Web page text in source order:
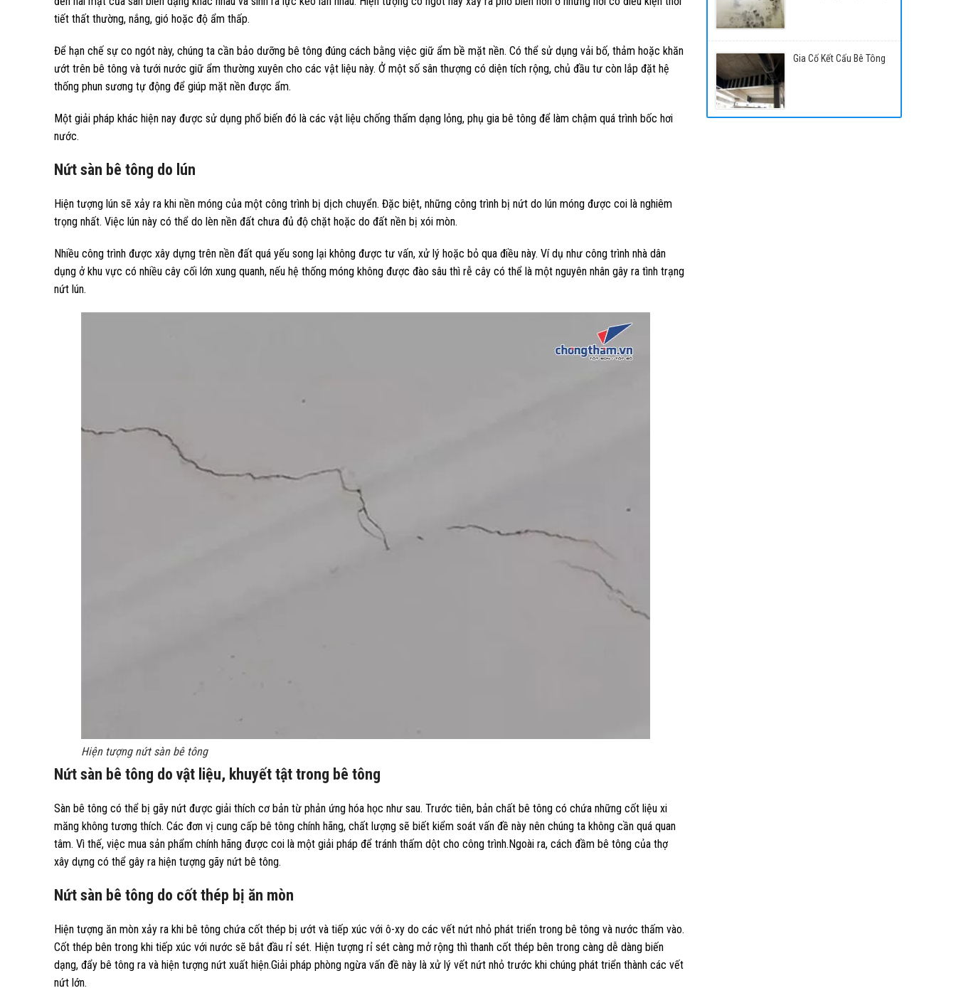
tiết thất thường, nắng, gió hoặc độ ẩm thấp.
Để hạn chế sự co ngót này, chúng ta cần bảo dưỡng bê tông đúng cách bằng việc giữ ẩm bề mặt nền. Có thể sử dụng vải bố, thảm hoặc khăn
ướt trên bê tông và tưới nước giữ ẩm thường xuyên cho các vật liệu này. Ở một số sân thượng có diện tích rộng, chủ đầu tư còn lắp đặt hệ
thống phun sương tự động để giúp mặt nền được ẩm.
Một giải pháp khác hiện nay được sử dụng phổ biến đó là các vật liệu chống thấm dạng lỏng, phụ gia bê tông để làm chậm quá trình bốc hơi
nước.
Nứt sàn bê tông do lún
Hiện tượng lún sẽ xảy ra khi nền móng của một công trình bị dịch chuyển. Đặc biệt, những công trình bị nứt do lún móng được coi là nghiêm
trọng nhất. Việc lún này có thể do lèn nền đất chưa đủ độ chặt hoặc do đất nền bị xói mòn.
Nhiều công trình được xây dựng trên nền đất quá yếu song lại không được tư vấn, xử lý hoặc bỏ qua điều này. Ví dụ như công trình nhà dân
dụng ở khu vực có nhiều cây cối lớn xung quanh, nếu hệ thống móng không được đào sâu thì rễ cây có thể là một nguyên nhân gây ra tình trạng
nứt lún.
Hiện tượng nứt sàn bê tông
Nứt sàn bê tông do vật liệu, khuyết tật trong bê tông
Sàn bê tông có thể bị gãy nứt được giải thích cơ bản từ phản ứng hóa học như sau. Trước tiên, bản chất bê tông có chứa những cốt liệu xi
măng không tương thích. Các đơn vị cung cấp bê tông chính hãng, chất lượng sẽ biết kiểm soát vấn đề này nên chúng ta không cần quá quan
tâm. Vì thế, việc mua sản phẩm chính hãng được coi là một giải pháp để tránh thấm dột cho công trình.Ngoài ra, cách đầm bê tông của thợ
xây dựng có thể gây ra hiện tượng gãy nứt bê tông.
Nứt sàn bê tông do cốt thép bị ăn mòn
Hiện tượng ăn mòn xảy ra khi bê tông chứa cốt thép bị ướt và tiếp xúc với ô-xy do các vết nứt nhỏ phát triển trong bê tông và nước thấm vào.
Cốt thép bên trong khi tiếp xúc với nước sẽ bắt đầu rỉ sét. Hiện tượng rỉ sét càng mở rộng thì thanh cốt thép bên trong càng dễ dàng biến
dạng, đẩy bê tông ra và hiện tượng nứt xuất hiện.Giải pháp phòng ngừa vấn đề này là xử lý vết nứt nhỏ trước khi chúng phát triển thành các vết
nứt lớn.
Gia Cố Kết Cấu Bê Tông